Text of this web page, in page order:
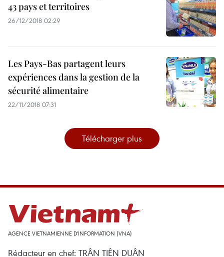
43 pays et territoires
26/12/2018 02:29
Les Pays-Bas partagent leurs
expériences dans la gestion de la
sécurité alimentaire
22/11/2018 07:31
Télécharger plus
AGENCE VIETNAMIENNE D'INFORMATION (VNA)
Rédacteur en chef: TRÂN TIÊN DUÂN